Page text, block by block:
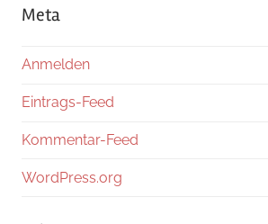
Meta
Anmelden
Eintrags-Feed
Kommentar-Feed
WordPress.org